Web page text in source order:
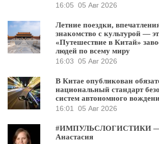
16:05 05 Авг 2026
Летние поездки,
знакомство с культурой —
«Путешествие в Китай»
людей по всему миру
16:03 05 Авг 2026
В Китае опубликован
национальный стандарт
систем автономного
16:01 05 Авг 2026
#ИМПУЛЬСЛОГИСТИКИ —
Анастасия